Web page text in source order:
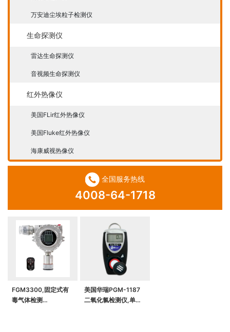
万安迪尘埃粒子检测仪
生命探测仪
雷达生命探测仪
音视频生命探测仪
红外热像仪
美国FLir红外热像仪
美国Fluke红外热像仪
海康威视热像仪
全国服务热线
4008-64-1718
FGM3300,固定式有
毒气体检测
美国华瑞PGM-1187
二氧化氯检测仪,单一